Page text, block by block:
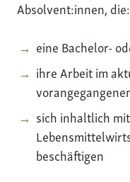
Absolvent:innen, die:
eine Bachelor-
ihre Arbeit im
sich inhaltlich
beschäftigen